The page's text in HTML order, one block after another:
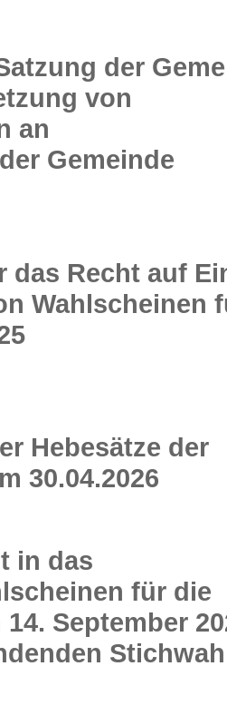
der
von
an
Gemeinde
das Recht auf
Wahlscheinen
Hebesätze der
30.04.2026
in das
für die
September